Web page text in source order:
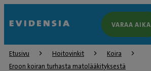
VARAA AIKA
Etusivu Hoitovinkit
Koira
Eroon koiran turhasta matolääkityksestä